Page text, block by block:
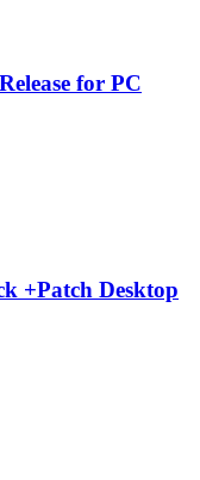
for PC
+Patch Desktop